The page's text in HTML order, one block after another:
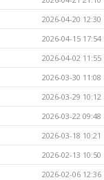
2026-04-20 12:30
2026-04-15 17:54
2026-04-02 11:55
2026-03-30 11:08
2026-03-29 10:12
2026-03-22 09:48
2026-03-18 10:21
2026-02-13 10:50
2026-02-06 12:36